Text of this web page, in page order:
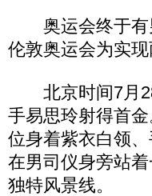
奥运会终于有
伦敦奥运会为实现
北京时间7月28
手易思玲射得首
位身着紫衣白领
在男司仪身旁站
独特风景线。